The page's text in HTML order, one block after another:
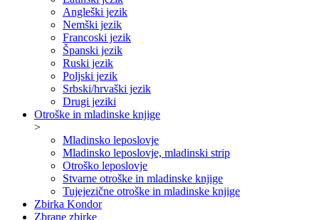
Angleški jezik
Nemški jezik
Francoski jezik
Španski jezik
Ruski jezik
Poljski jezik
Srbski/hrvaški jezik
Drugi jeziki
Otroške in mladinske knjige
>
Mladinsko leposlovje
Mladinsko leposlovje, mladinski strip
Otroško leposlovje
Stvarne otroške in mladinske knjige
Tujejezične otroške in mladinske knjige
Zbirka Kondor
Zbrane zbirke